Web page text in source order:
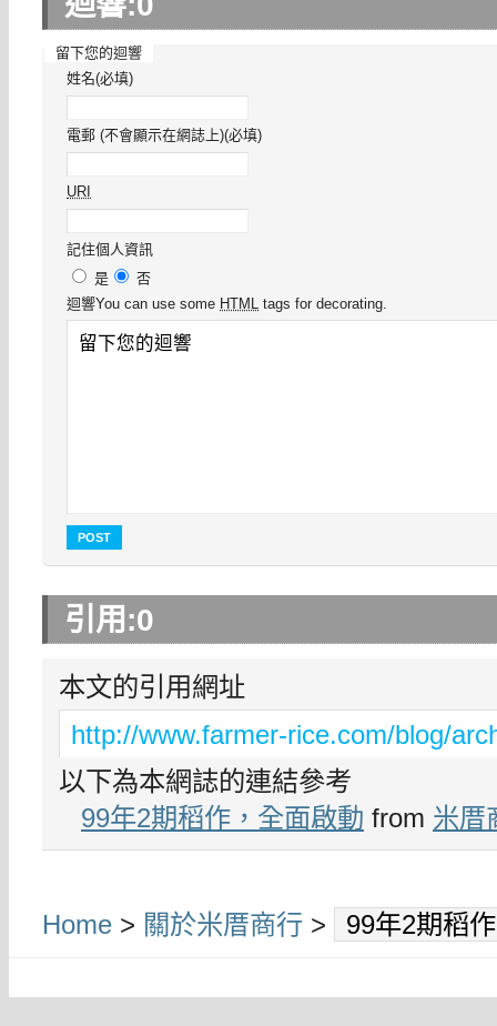
留下您的迴響
姓名(必填)
電郵 (不會顯示在網誌上)(必填)
URI
記住個人資訊
是
否
迴響You can use some HTML tags for decorating.
引用:0
本文的引用網址
http://www.farmer-rice.com/blog/
以下為本網誌的連結參考
99年2期稻作，全面啟動 from 米厝
Home > 關於米厝商行 > 99年2期稻